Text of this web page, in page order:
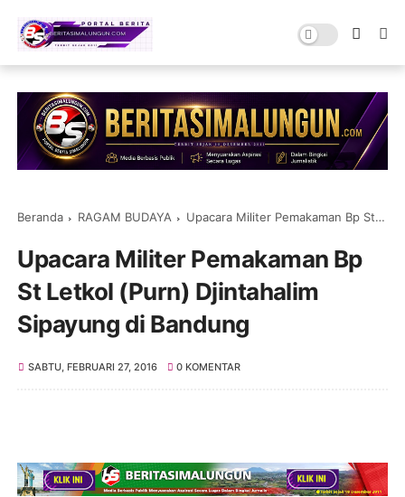
Beranda RAGAM BUDAYA Upacara Militer Pemakaman Bp St Letkol (Purn) Djintahalim Sipayung di Bandung
Upacara Militer Pemakaman Bp
St Letkol (Purn) Djintahalim
Sipayung di Bandung
SABTU, FEBRUARI 27, 2016 0 KOMENTAR